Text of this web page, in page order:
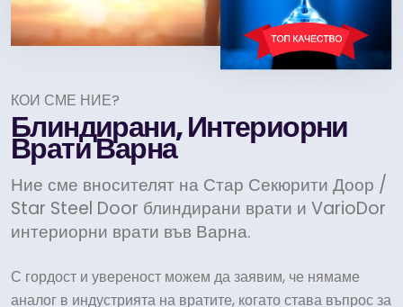
КОИ СМЕ НИЕ?
Блиндирани, Интериорни
Врати Варна
Ние сме вносителят на Стар Секюрити Доор /
Star Steel Door блиндирани врати и VarioDor
интериорни врати във Варна.
С гордост и увереност можем да заявим, че нямаме
аналог в индустрията на вратите, когато става въпрос за